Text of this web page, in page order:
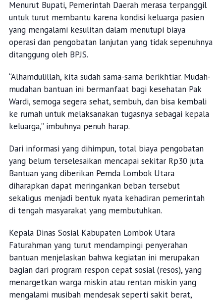
Menurut Bupati, Pemerintah Daerah merasa terpanggil
untuk turut membantu karena kondisi keluarga pasien
yang mengalami kesulitan dalam menutupi biaya
operasi dan pengobatan lanjutan yang tidak sepenuhnya
ditanggung oleh BPJS.
“Alhamdulillah, kita sudah sama-sama berikhtiar. Mudah-
mudahan bantuan ini bermanfaat bagi kesehatan Pak
Wardi, semoga segera sehat, sembuh, dan bisa kembali
ke rumah untuk melaksanakan tugasnya sebagai kepala
keluarga,” imbuhnya penuh harap.
Dari informasi yang dihimpun, total biaya pengobatan
yang belum terselesaikan mencapai sekitar Rp30 juta.
Bantuan yang diberikan Pemda Lombok Utara
diharapkan dapat meringankan beban tersebut
sekaligus menjadi bentuk nyata kehadiran pemerintah
di tengah masyarakat yang membutuhkan.
Kepala Dinas Sosial Kabupaten Lombok Utara
Faturahman yang turut mendampingi penyerahan
bantuan menjelaskan bahwa kegiatan ini merupakan
bagian dari program respon cepat sosial (resos), yang
menargetkan warga miskin atau rentan miskin yang
mengalami musibah mendesak seperti sakit berat,